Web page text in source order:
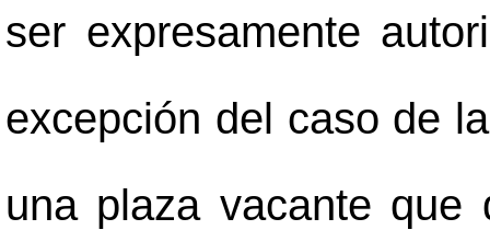
ser expresamente
excepción del caso de
una plaza vacante que